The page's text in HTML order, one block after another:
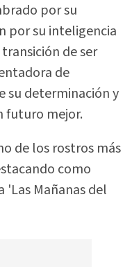
por su
por su inteligencia
de ser
de
su determinación y
futuro mejor.
de los rostros más
como
Mañanas del